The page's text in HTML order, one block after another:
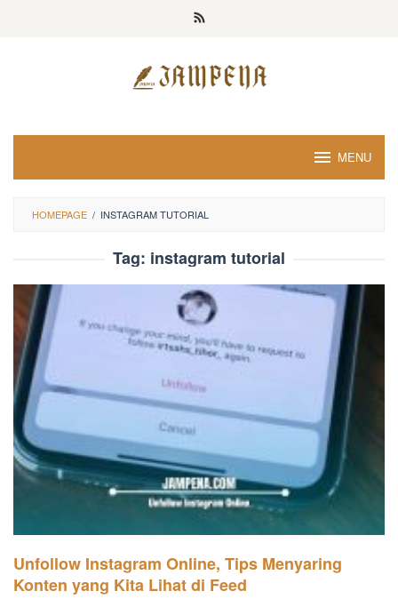
MENU
HOMEPAGE / INSTAGRAM TUTORIAL
Tag: instagram tutorial
Unfollow Instagram Online, Tips Menyaring
Konten yang Kita Lihat di Feed